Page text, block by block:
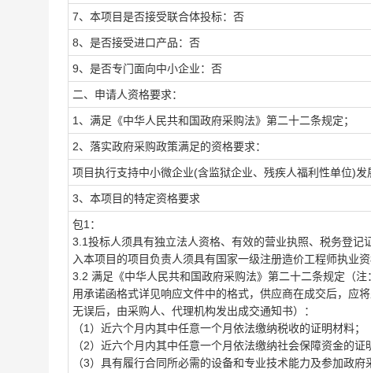
7、本项目是否接受联合体投标：否
8、是否接受进口产品：否
9、是否专门面向中小企业：否
二、申请人资格要求：
1、满足《中华人民共和国政府采购法》第二十二条规定；
2、落实政府采购政策满足的资格要求：
项目执行支持中小微企业(含监狱企业、残疾人福利性单位)
3、本项目的特定资格要求
包1：
3.1投标人须具有独立法人资格、有效的营业执照、税务登
入本项目的项目负责人须具有国家一级注册造价工程师执业
3.2 满足《中华人民共和国政府采购法》第二十二条规定（
用承诺函格式详见响应文件中的格式，供应商在成交后，应
无误后，由采购人、代理机构发出成交通知书）：
（1）近六个月内其中任意一个月依法缴纳税收的证明材料；
（2）近六个月内其中任意一个月依法缴纳社会保障资金的
（3）具有履行合同所必需的设备和专业技术能力及参加政